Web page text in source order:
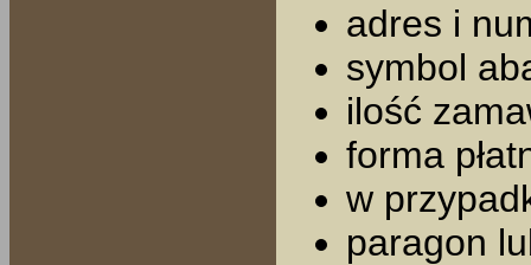
adres i
symbol
ilość
forma
w
paragon